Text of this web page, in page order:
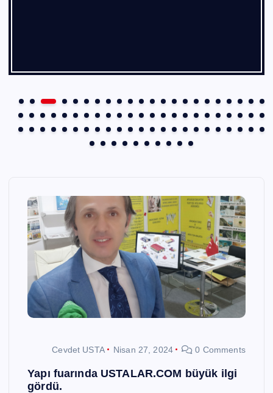
Cevdet USTA Nisan 27, 2024 0 Comments
Yapı fuarında USTALAR.COM büyük ilgi
gördü.